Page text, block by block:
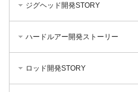
ジグヘッド開発STORY
ハードルアー開発ストーリー
ロッド開発STORY